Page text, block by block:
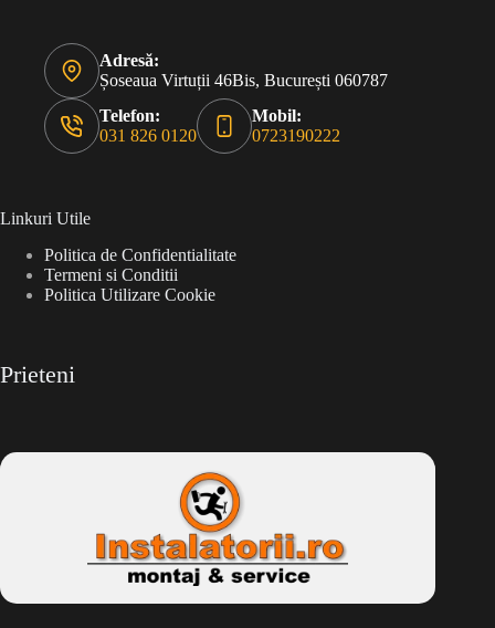
Adresă:
Șoseaua Virtuții 46Bis, București 060787
Telefon:
031 826 0120
Mobil:
0723190222
Linkuri Utile
Politica de Confidentialitate
Termeni si Conditii
Politica Utilizare Cookie
Prieteni